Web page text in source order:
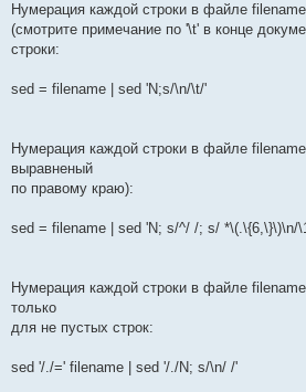
Нумерация каждой строки в файле
(смотрите примечание по '\t' в конце
строки:
sed = filename | sed 'N;s/\n/\t/'
Нумерация каждой строки в файле
выравненый
по правому краю):
sed = filename | sed 'N; s/^/ /; s/ *\(.\{6,\}\)\n/
Нумерация каждой строки в файле
только
для не пустых строк:
sed '/./=' filename | sed '/./N; s/\n/ /'